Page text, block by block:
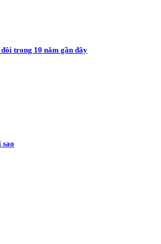
trong 10 năm gần đây
sao